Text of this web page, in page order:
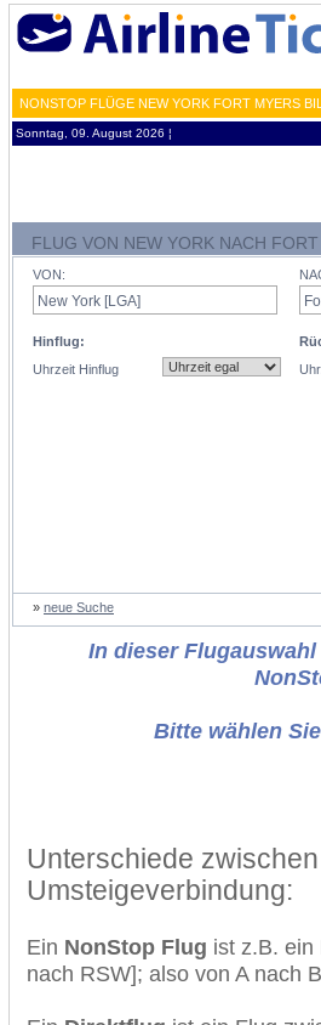
NONSTOP FLÜGE NEW YORK FORT MYERS
Sonntag, 09. August 2026 ¦
FLUG VON NEW YORK NACH
VON:
Hinflug:
Uhrzeit Hinflug
» neue Suche
In dieser
Bitte wählen
Unterschiede
Umsteigeverbindung:
Ein NonStop Flug ist z.B. ein
nach RSW]; also von A nach B